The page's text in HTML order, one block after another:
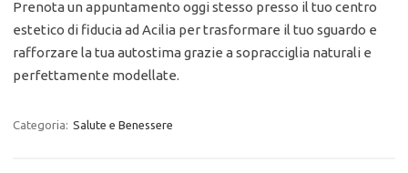
Prenota un appuntamento oggi stesso presso il tuo centro
estetico di fiducia ad Acilia per trasformare il tuo sguardo e
rafforzare la tua autostima grazie a sopracciglia naturali e
perfettamente modellate.
Categoria: Salute e Benessere